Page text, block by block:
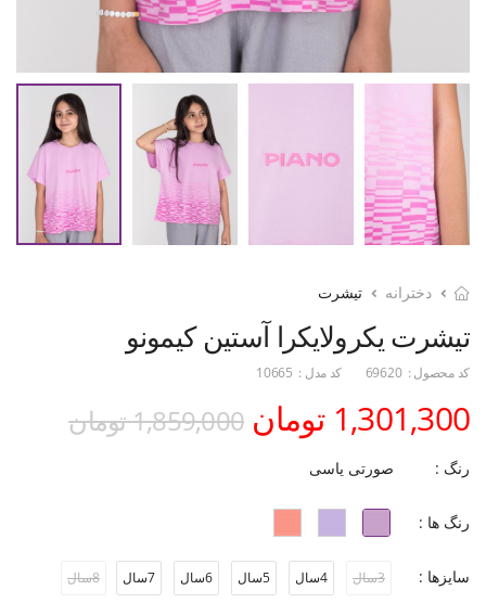
دخترانه تیشرت
تیشرت یکرولایکرا آستین کیمونو
کد محصول : 69620 کد مدل : 10665
1,301,300 تومان 1,859,000 تومان
رنگ : صورتی یاسی
رنگ ها :
سایزها : 3سال 4سال 5سال 6سال 7سال 8سال